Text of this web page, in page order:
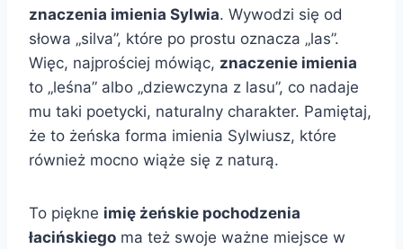
znaczenia imienia Sylwia. Wywodzi się od
słowa „silva”, które po prostu oznacza „las”.
Więc, najprościej mówiąc, znaczenie imienia
to „leśna” albo „dziewczyna z lasu”, co nadaje
mu taki poetycki, naturalny charakter. Pamiętaj,
że to żeńska forma imienia Sylwiusz, które
również mocno wiąże się z naturą.
To piękne imię żeńskie pochodzenia
łacińskiego ma też swoje ważne miejsce w